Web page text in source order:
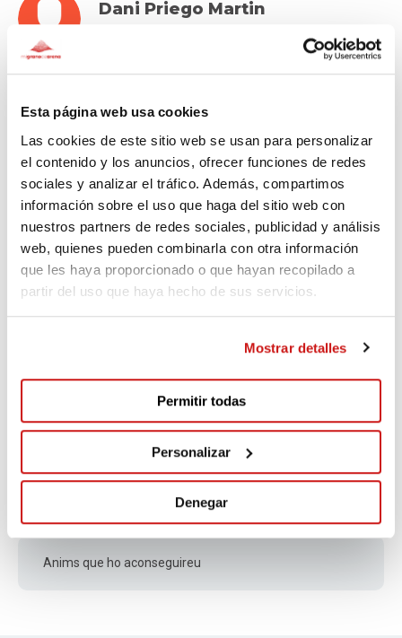
Esta página web usa cookies
Las cookies de este sitio web se usan para personalizar
el contenido y los anuncios, ofrecer funciones de redes
sociales y analizar el tráfico. Además, compartimos
información sobre el uso que haga del sitio web con
nuestros partners de redes sociales, publicidad y análisis
web, quienes pueden combinarla con otra información
que les haya proporcionado o que hayan recopilado a
partir del uso que haya hecho de sus servicios.
Mostrar detalles
Permitir todas
Personalizar
Denegar
Dani Priego Martin
Alex
Hace 300 días
Anims Bright i Albert, sou molt grans!
Molta sort amb els estudis, endavant!
Jaume
Anims que ho aconseguireu